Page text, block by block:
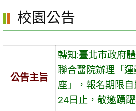
校園公告
公告主旨
轉知:臺北市政府
聯合醫院辦理「
座」，報名期限
24日止，敬邀踴